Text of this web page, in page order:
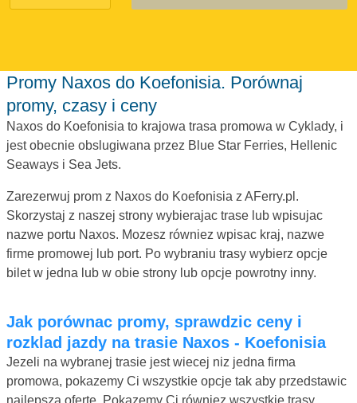
Promy Naxos do Koefonisia. Porównaj
promy, czasy i ceny
Naxos do Koefonisia to krajowa trasa promowa w Cyklady, i
jest obecnie obslugiwana przez Blue Star Ferries, Hellenic
Seaways i Sea Jets.
Zarezerwuj prom z Naxos do Koefonisia z AFerry.pl.
Skorzystaj z naszej strony wybierajac trase lub wpisujac
nazwe portu Naxos. Mozesz równiez wpisac kraj, nazwe
firme promowej lub port. Po wybraniu trasy wybierz opcje
bilet w jedna lub w obie strony lub opcje powrotny inny.
Jak porównac promy, sprawdzic ceny i
rozklad jazdy na trasie Naxos - Koefonisia
Jezeli na wybranej trasie jest wiecej niz jedna firma
promowa, pokazemy Ci wszystkie opcje tak aby przedstawic
najlepsza oferte. Pokazemy Ci równiez wszystkie trasy